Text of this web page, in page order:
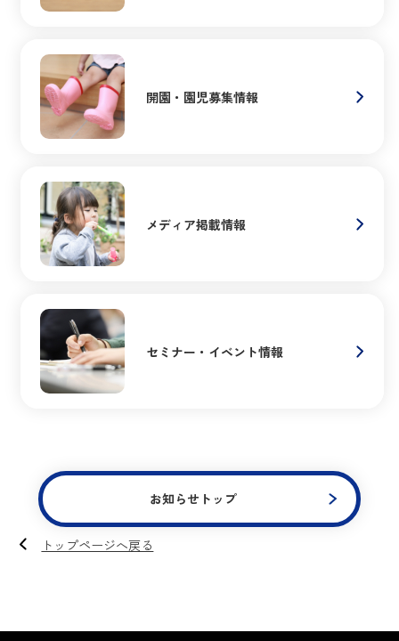
開園・園児募集情報
メディア掲載情報
セミナー・イベント情報
お知らせトップ
トップページへ戻る